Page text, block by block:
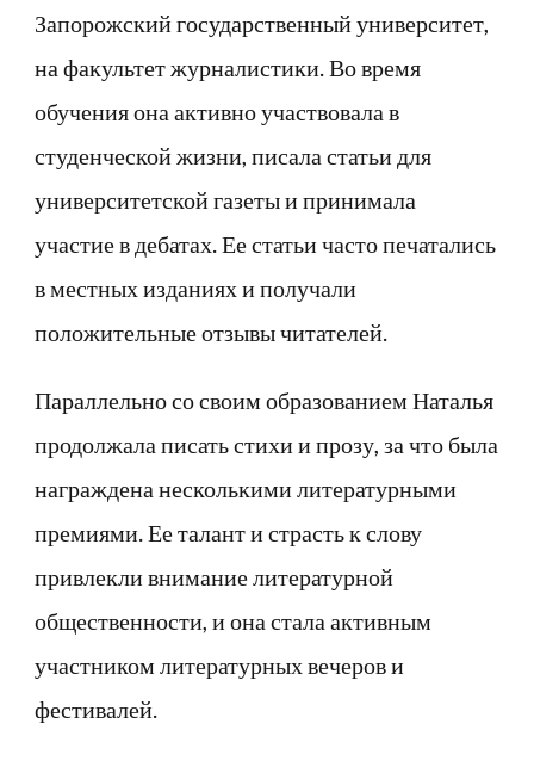
Запорожский государственный университет,
на факультет журналистики. Во время
обучения она активно участвовала в
студенческой жизни, писала статьи для
университетской газеты и принимала
участие в дебатах. Ее статьи часто печатались
в местных изданиях и получали
положительные отзывы читателей.
Параллельно со своим образованием Наталья
продолжала писать стихи и прозу, за что была
награждена несколькими литературными
премиями. Ее талант и страсть к слову
привлекли внимание литературной
общественности, и она стала активным
участником литературных вечеров и
фестивалей.